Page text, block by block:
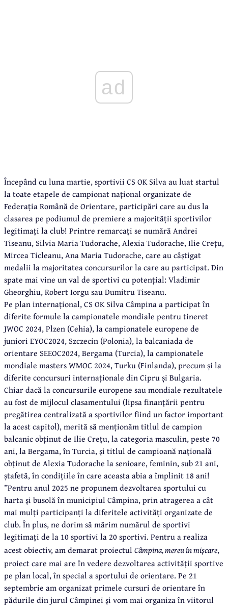
ad
Începând cu luna martie, sportivii CS OK Silva au luat startul
la toate etapele de campionat național organizate de
Federația Română de Orientare, participări care au dus la
clasarea pe podiumul de premiere a majorității sportivilor
legitimați la club! Printre remarcați se numără Andrei
Tiseanu, Silvia Maria Tudorache, Alexia Tudorache, Ilie Crețu,
Mircea Ticleanu, Ana Maria Tudorache, care au câștigat
medalii la majoritatea concursurilor la care au participat. Din
spate mai vine un val de sportivi cu potențial: Vladimir
Gheorghiu, Robert Iorgu sau Dumitru Tiseanu.
Pe plan internațional, CS OK Silva Câmpina a participat în
diferite formule la campionatele mondiale pentru tineret
JWOC 2024, Plzen (Cehia), la campionatele europene de
juniori EYOC2024, Szczecin (Polonia), la balcaniada de
orientare SEEOC2024, Bergama (Turcia), la campionatele
mondiale masters WMOC 2024, Turku (Finlanda), precum și la
diferite concursuri internaționale din Cipru și Bulgaria.
Chiar dacă la concursurile europene sau mondiale rezultatele
au fost de mijlocul clasamentului (lipsa finanțării pentru
pregătirea centralizată a sportivilor fiind un factor important
la acest capitol), merită să menționăm titlul de campion
balcanic obținut de Ilie Crețu, la categoria masculin, peste 70
ani, la Bergama, în Turcia, și titlul de campioană națională
obținut de Alexia Tudorache la senioare, feminin, sub 21 ani,
ștafetă, în condițiile în care aceasta abia a împlinit 18 ani!
”Pentru anul 2025 ne propunem dezvoltarea sportului cu
harta și busolă în municipiul Câmpina, prin atragerea a cât
mai mulți participanți la diferitele activități organizate de
club. În plus, ne dorim să mărim numărul de sportivi
legitimați de la 10 sportivi la 20 sportivi. Pentru a realiza
acest obiectiv, am demarat proiectul Câmpina, mereu în mișcare,
proiect care mai are în vedere dezvoltarea activității sportive
pe plan local, în special a sportului de orientare. Pe 21
septembrie am organizat primele cursuri de orientare în
pădurile din jurul Câmpinei și vom mai organiza în viitorul